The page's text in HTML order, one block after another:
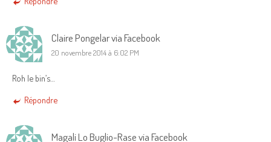
Claire Pongelar via Facebook
20 novembre 2014 à 6:02 PM
Roh le bin’s…
Répondre
Magali Lo Buglio-Rase via Facebook